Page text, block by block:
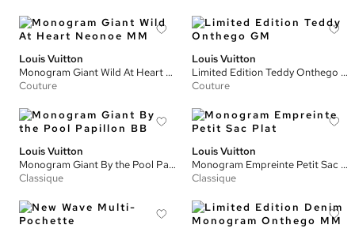
Louis Vuitton
Monogram Giant Wild At Heart Neonoe MM
Couture
Louis Vuitton
Limited Edition Teddy Onthego GM
Couture
Louis Vuitton
Monogram Giant By the Pool Papillon BB
Classique
Louis Vuitton
Monogram Empreinte Petit Sac Plat
Classique